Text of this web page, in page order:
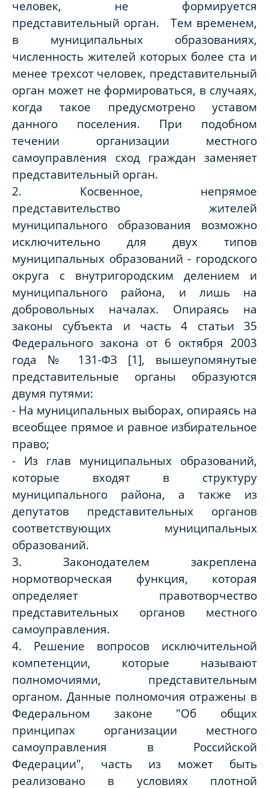
человек, не формируется
представительный орган. Тем временем,
в муниципальных образованиях,
численность жителей которых более ста и
менее трехсот человек, представительный
орган может не формироваться, в случаях,
когда такое предусмотрено уставом
данного поселения. При подобном
течении организации местного
самоуправления сход граждан заменяет
представительный орган.
2. Косвенное, непрямое
представительство жителей
муниципального образования возможно
исключительно для двух типов
муниципальных образований - городского
округа с внутригородским делением и
муниципального района, и лишь на
добровольных началах. Опираясь на
законы субъекта и часть 4 статьи 35
Федерального закона от 6 октября 2003
года № 131-ФЗ [1], вышеупомянутые
представительные органы образуются
двумя путями:
- На муниципальных выборах, опираясь на
всеобщее прямое и равное избирательное
право;
- Из глав муниципальных образований,
которые входят в структуру
муниципального района, а также из
депутатов представительных органов
соответствующих муниципальных
образований.
3. Законодателем закреплена
нормотворческая функция, которая
определяет правотворчество
представительных органов местного
самоуправления.
4. Решение вопросов исключительной
компетенции, которые называют
полномочиями, представительным
органом. Данные полномочия отражены в
Федеральном законе "Об общих
принципах организации местного
самоуправления в Российской
Федерации", часть из может быть
реализовано в условиях плотной